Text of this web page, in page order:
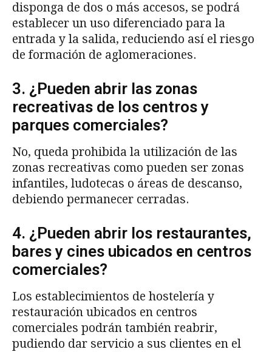
disponga de dos o más accesos, se podrá
establecer un uso diferenciado para la
entrada y la salida, reduciendo así el riesgo
de formación de aglomeraciones.
3. ¿Pueden abrir las zonas
recreativas de los centros y
parques comerciales?
No, queda prohibida la utilización de las
zonas recreativas como pueden ser zonas
infantiles, ludotecas o áreas de descanso,
debiendo permanecer cerradas.
4. ¿Pueden abrir los restaurantes,
bares y cines ubicados en centros
comerciales?
Los establecimientos de hostelería y
restauración ubicados en centros
comerciales podrán también reabrir,
pudiendo dar servicio a sus clientes en el